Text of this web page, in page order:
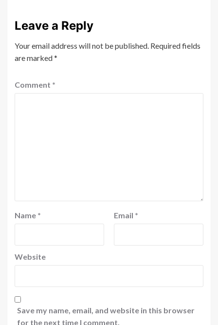
Leave a Reply
Your email address will not be published. Required fields
are marked*
Comment *
Name * Email *
Website
Save my name, email, and website in this browser
for the next time I comment.